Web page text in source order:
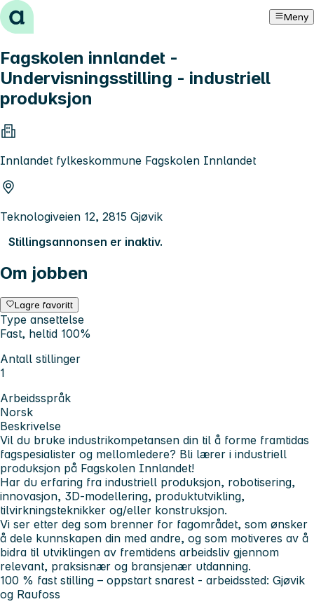
Hopp til innhold Meny
Fagskolen innlandet -
Undervisningsstilling - industriell
produksjon
Innlandet fylkeskommune Fagskolen Innlandet
Teknologiveien 12, 2815 Gjøvik
Stillingsannonsen er inaktiv.
Om jobben
Lagre favoritt
Type ansettelse
Fast, heltid 100%
Antall stillinger
1
Arbeidsspråk
Norsk
Beskrivelse
Vil du bruke industrikompetansen din til å forme framtidas
fagspesialister og mellomledere? Bli lærer i industriell
produksjon på Fagskolen Innlandet!
Har du erfaring fra industriell produksjon, robotisering,
innovasjon, 3D-modellering, produktutvikling,
tilvirkningsteknikker og/eller konstruksjon.
Vi ser etter deg som brenner for fagområdet, som ønsker
å dele kunnskapen din med andre, og som motiveres av å
bidra til utviklingen av fremtidens arbeidsliv gjennom
relevant, praksisnær og bransjenær utdanning.
100 % fast stilling – oppstart snarest - arbeidssted: Gjøvik
og Raufoss